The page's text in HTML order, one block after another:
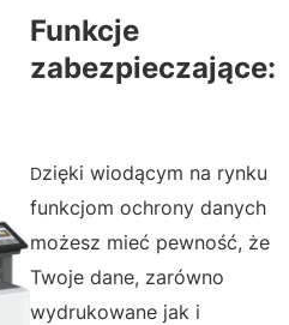
Funkcje
zabezpieczające:
Dzięki wiodącym na rynku
funkcjom ochrony danych
możesz mieć pewność, że
Twoje dane, zarówno
wydrukowane jak i